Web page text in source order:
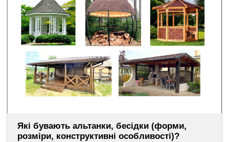
Які бувають альтанки, бесідки (форми,
розміри, конструктивні особливості)?